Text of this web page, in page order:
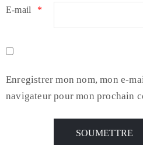
E-mail *
Enregistrer mon nom, mon e-
navigateur pour mon prochain